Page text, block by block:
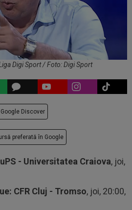
Digi Sport / Foto: Digi Sport
Discover
preferată în Google
- Universitatea Craiova, joi,
CFR Cluj - Tromso, joi, 20:00,